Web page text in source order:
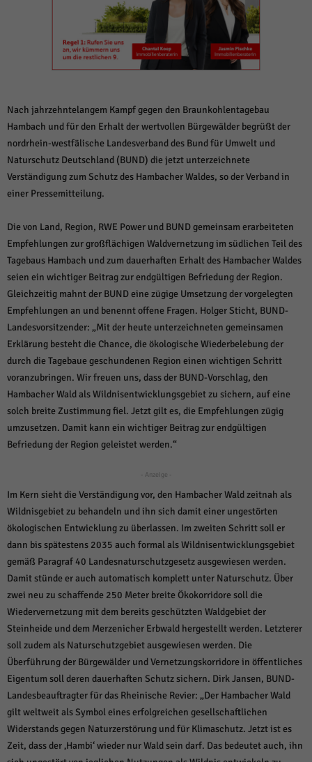
Nach jahrzehntelangem Kampf gegen den Braunkohlentagebau
Hambach und für den Erhalt der wertvollen Bürgewälder begrüßt der
nordrhein-westfälische Landesverband des Bund für Umwelt und
Naturschutz Deutschland (BUND) die jetzt unterzeichnete
Verständigung zum Schutz des Hambacher Waldes, so der Verband in
einer Pressemitteilung.
Die von Land, Region, RWE Power und BUND gemeinsam erarbeiteten
Empfehlungen zur großflächigen Waldvernetzung im südlichen Teil des
Tagebaus Hambach und zum dauerhaften Erhalt des Hambacher Waldes
seien ein wichtiger Beitrag zur endgültigen Befriedung der Region.
Gleichzeitig mahnt der BUND eine zügige Umsetzung der vorgelegten
Empfehlungen an und benennt offene Fragen. Holger Sticht, BUND-
Landesvorsitzender: „Mit der heute unterzeichneten gemeinsamen
Erklärung besteht die Chance, die ökologische Wiederbelebung der
durch die Tagebaue geschundenen Region einen wichtigen Schritt
voranzubringen. Wir freuen uns, dass der BUND-Vorschlag, den
Hambacher Wald als Wildnisentwicklungsgebiet zu sichern, auf eine
solch breite Zustimmung fiel. Jetzt gilt es, die Empfehlungen zügig
umzusetzen. Damit kann ein wichtiger Beitrag zur endgültigen
Befriedung der Region geleistet werden.“
- Anzeige -
Im Kern sieht die Verständigung vor, den Hambacher Wald zeitnah als
Wildnisgebiet zu behandeln und ihn sich damit einer ungestörten
ökologischen Entwicklung zu überlassen. Im zweiten Schritt soll er
dann bis spätestens 2035 auch formal als Wildnisentwicklungsgebiet
gemäß Paragraf 40 Landesnaturschutzgesetz ausgewiesen werden.
Damit stünde er auch automatisch komplett unter Naturschutz. Über
zwei neu zu schaffende 250 Meter breite Ökokorridore soll die
Wiedervernetzung mit dem bereits geschützten Waldgebiet der
Steinheide und dem Merzenicher Erbwald hergestellt werden. Letzterer
soll zudem als Naturschutzgebiet ausgewiesen werden. Die
Überführung der Bürgewälder und Vernetzungskorridore in öffentliches
Eigentum soll deren dauerhaften Schutz sichern. Dirk Jansen, BUND-
Landesbeauftragter für das Rheinische Revier: „Der Hambacher Wald
gilt weltweit als Symbol eines erfolgreichen gesellschaftlichen
Widerstands gegen Naturzerstörung und für Klimaschutz. Jetzt ist es
Zeit, dass der ‚Hambi‘ wieder nur Wald sein darf. Das bedeutet auch, ihn
Alle akzeptieren Speichern und weiter
Zurück
Essenzielle Cookies ermöglichen grundlegende Funktionen und sind für die
einwandfreie Funktion der Website erforderlich.
Statistiken (1)
Cookie-Informationen anzeigen
Marketing (1)
Marketing-Cookies werden von Drittanbietern oder Publishern verwendet,
um personalisierte Werbung anzuzeigen. Sie tun dies, indem sie Besucher
über Websites hinweg verfolgen.
Cookie-Informationen anzeigen
Externe Medien (6)
Inhalte von Videoplattformen und Social-Media-Plattformen werden
standardmäßig blockiert. Wenn Cookies von externen Medien akzeptiert
werden, bedarf der Zugriff auf diese Inhalte keiner manuellen Einwilligung
Cookie-Informationen anzeigen